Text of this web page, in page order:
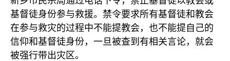
基督徒身份参与救援。禁令要求所有基督徒和教会
在参与救灾的过程中不能提教会，也不能提自己的
信仰和基督徒身份，一旦被查到有相关言论，就会
被强行带出灾区。